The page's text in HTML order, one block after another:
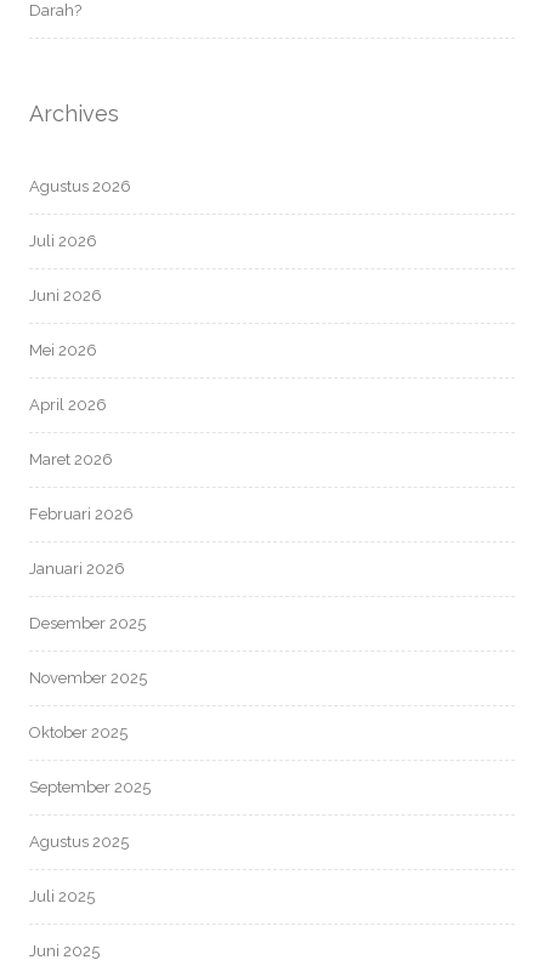
Darah?
Archives
Agustus 2026
Juli 2026
Juni 2026
Mei 2026
April 2026
Maret 2026
Februari 2026
Januari 2026
Desember 2025
November 2025
Oktober 2025
September 2025
Agustus 2025
Juli 2025
Juni 2025